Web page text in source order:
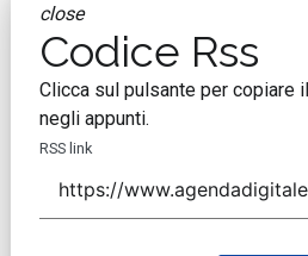
close
Codice Rss
Clicca sul pulsante per copiare
negli appunti.
RSS link